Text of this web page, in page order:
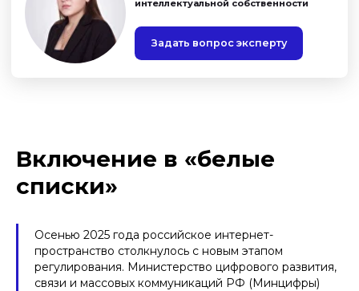
Включение в «белые
списки»
Осенью 2025 года российское интернет-
пространство столкнулось с новым этапом
регулирования. Министерство цифрового развития,
связи и массовых коммуникаций РФ (Минцифры)